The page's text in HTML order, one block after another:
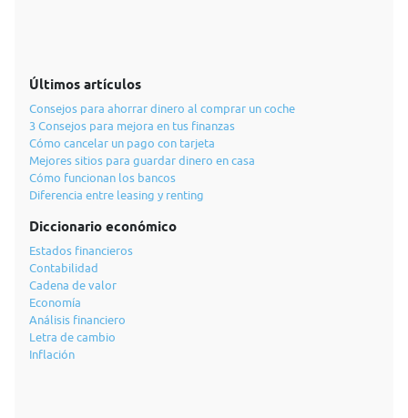
Últimos artículos
Consejos para ahorrar dinero al comprar un coche
3 Consejos para mejora en tus finanzas
Cómo cancelar un pago con tarjeta
Mejores sitios para guardar dinero en casa
Cómo funcionan los bancos
Diferencia entre leasing y renting
Diccionario económico
Estados financieros
Contabilidad
Cadena de valor
Economía
Análisis financiero
Letra de cambio
Inflación